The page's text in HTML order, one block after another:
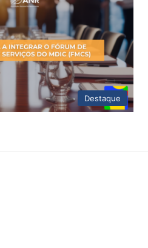
Destaque